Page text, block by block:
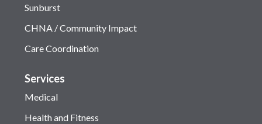
Sunburst
CHNA / Community Impact
Care Coordination
Services
Medical
Health and Fitness